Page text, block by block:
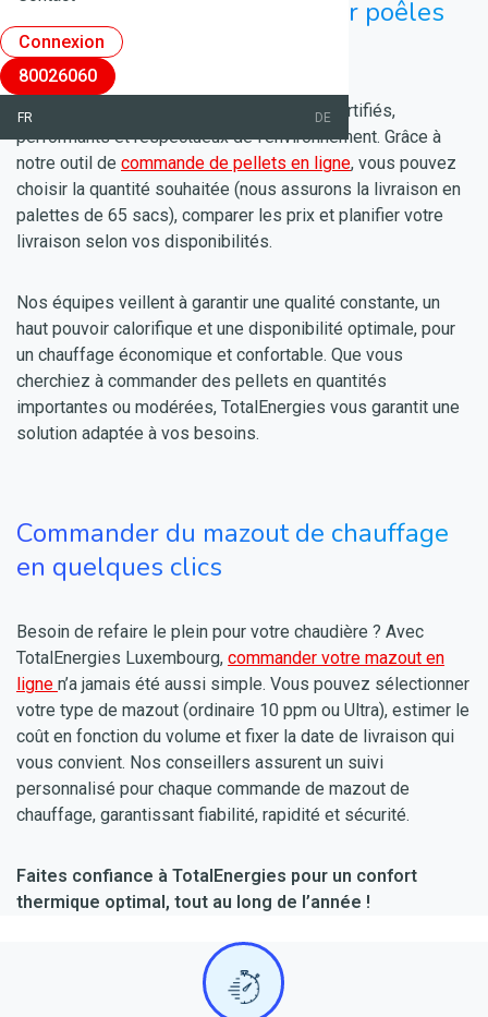
Connexion
80026060
FR DE
Commander des pellets pour poêles
et chaudières à granulés
Les granulés de bois TotalEnergies sont certifiés,
performants et respectueux de l’environnement. Grâce à
notre outil de commande de pellets en ligne, vous pouvez
choisir la quantité souhaitée (nous assurons la livraison en
palettes de 65 sacs), comparer les prix et planifier votre
livraison selon vos disponibilités.
Nos équipes veillent à garantir une qualité constante, un
haut pouvoir calorifique et une disponibilité optimale, pour
un chauffage économique et confortable. Que vous
cherchiez à commander des pellets en quantités
importantes ou modérées, TotalEnergies vous garantit une
solution adaptée à vos besoins.
Commander du mazout de chauffage
en quelques clics
Besoin de refaire le plein pour votre chaudière ? Avec
TotalEnergies Luxembourg, commander votre mazout en
ligne n’a jamais été aussi simple. Vous pouvez sélectionner
votre type de mazout (ordinaire 10 ppm ou Ultra), estimer le
coût en fonction du volume et fixer la date de livraison qui
vous convient. Nos conseillers assurent un suivi
personnalisé pour chaque commande de mazout de
chauffage, garantissant fiabilité, rapidité et sécurité.
Faites confiance à TotalEnergies pour un confort
thermique optimal, tout au long de l’année !